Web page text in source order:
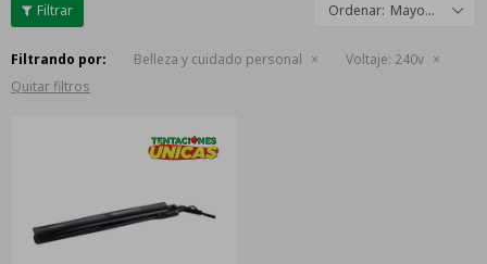
Mayor descuento
Filtrando por: Belleza y cuidado personal Voltaje: 240v
Quitar filtros